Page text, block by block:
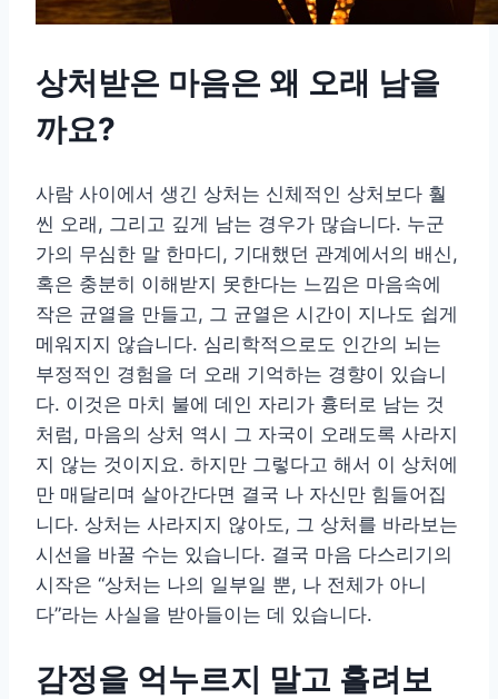
상처받은 마음은 왜 오래 남을
까요?
사람 사이에서 생긴 상처는 신체적인 상처보다 훨
씬 오래, 그리고 깊게 남는 경우가 많습니다. 누군
가의 무심한 말 한마디, 기대했던 관계에서의 배신,
혹은 충분히 이해받지 못한다는 느낌은 마음속에
작은 균열을 만들고, 그 균열은 시간이 지나도 쉽게
메워지지 않습니다. 심리학적으로도 인간의 뇌는
부정적인 경험을 더 오래 기억하는 경향이 있습니
다. 이것은 마치 불에 데인 자리가 흉터로 남는 것
처럼, 마음의 상처 역시 그 자국이 오래도록 사라지
지 않는 것이지요. 하지만 그렇다고 해서 이 상처에
만 매달리며 살아간다면 결국 나 자신만 힘들어집
니다. 상처는 사라지지 않아도, 그 상처를 바라보는
시선을 바꿀 수는 있습니다. 결국 마음 다스리기의
시작은 “상처는 나의 일부일 뿐, 나 전체가 아니
다”라는 사실을 받아들이는 데 있습니다.
감정을 억누르지 말고 흘려보